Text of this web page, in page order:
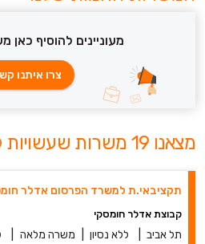
מעוניינים להוסיף
צרו איתנו
מצאנו 19 משרות שעשויות לעניין אותך
תקציבאי.ת למשרד הפרסום אדלר
קבוצת אדלר חומסקי
תל אביב ללא נסיון משרה מלאה